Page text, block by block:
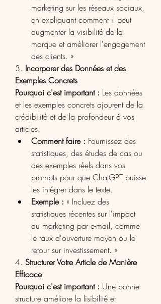
marketing sur les réseaux sociaux,
en expliquant comment il peut
augmenter la visibilité de la
marque et améliorer l'engagement
des clients. »
3. Incorporer des Données et des
Exemples Concrets
Pourquoi c'est important : Les données
et les exemples concrets ajoutent de la
crédibilité et de la profondeur à vos
articles.
Comment faire : Fournissez des
statistiques, des études de cas ou
des exemples réels dans vos
prompts pour que ChatGPT puisse
les intégrer dans le texte.
Exemple : « Incluez des
statistiques récentes sur l'impact
du marketing par e-mail, comme
le taux d'ouverture moyen ou le
retour sur investissement. »
4. Structurer Votre Article de Manière
Efficace
Pourquoi c'est important : Une bonne
structure améliore la lisibilité et